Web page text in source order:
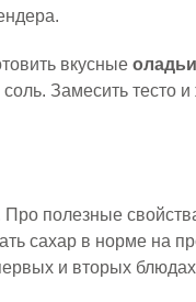
вкусные
соль. Замесить тесто
полезные
сахар в норме на
и вторых